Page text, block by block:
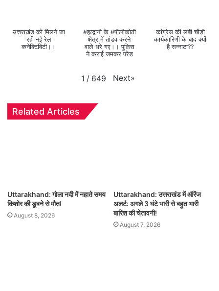
उत्तराखंड को मिलने जा
रही नई रेल
कनेक्टिविटी।।
#हल्द्वानी के #पीलीकोठी
क्षेत्र में तांडव करने
वाले धरे गए।। पुलिस
ने कराई जमकर परेड
कांग्रेस की लंबी चौड़ी
कार्यकारिणी के बाद क्यों
है सन्नाटा??
1 / 649 Next»
Related Articles
Uttarakhand: गोला नदी में नहाते समय
किशोर की डूबने से मौत!
August 8, 2026
Uttarakhand: उत्तराखंड में ऑरेंज
अलर्ट: अगले 3 घंटे भारी से बहुत भारी
बारिश की चेतावनी!
August 7, 2026